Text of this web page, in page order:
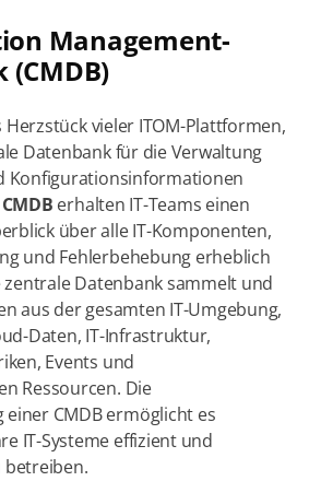
Management-
(CMDB)
Herzstück vieler ITOM-Plattformen,
Datenbank für die Verwaltung
Konfigurationsinformationen
CMDB erhalten IT-Teams einen
über alle IT-Komponenten,
und Fehlerbehebung erheblich
Datenbank sammelt und
aus der gesamten IT-Umgebung,
Daten, IT-Infrastruktur,
Events und
Ressourcen. Die
CMDB ermöglicht es
IT-Systeme effizient und
betreiben.